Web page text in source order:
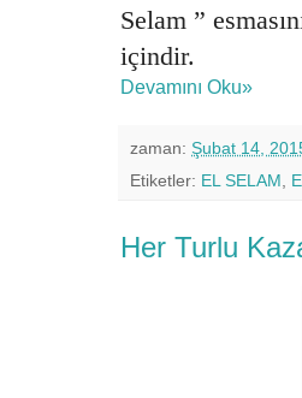
Selam ”
içindir.
Devamını Oku»
zaman: Şubat 14,
Etiketler: EL SELAM
Her Turlu